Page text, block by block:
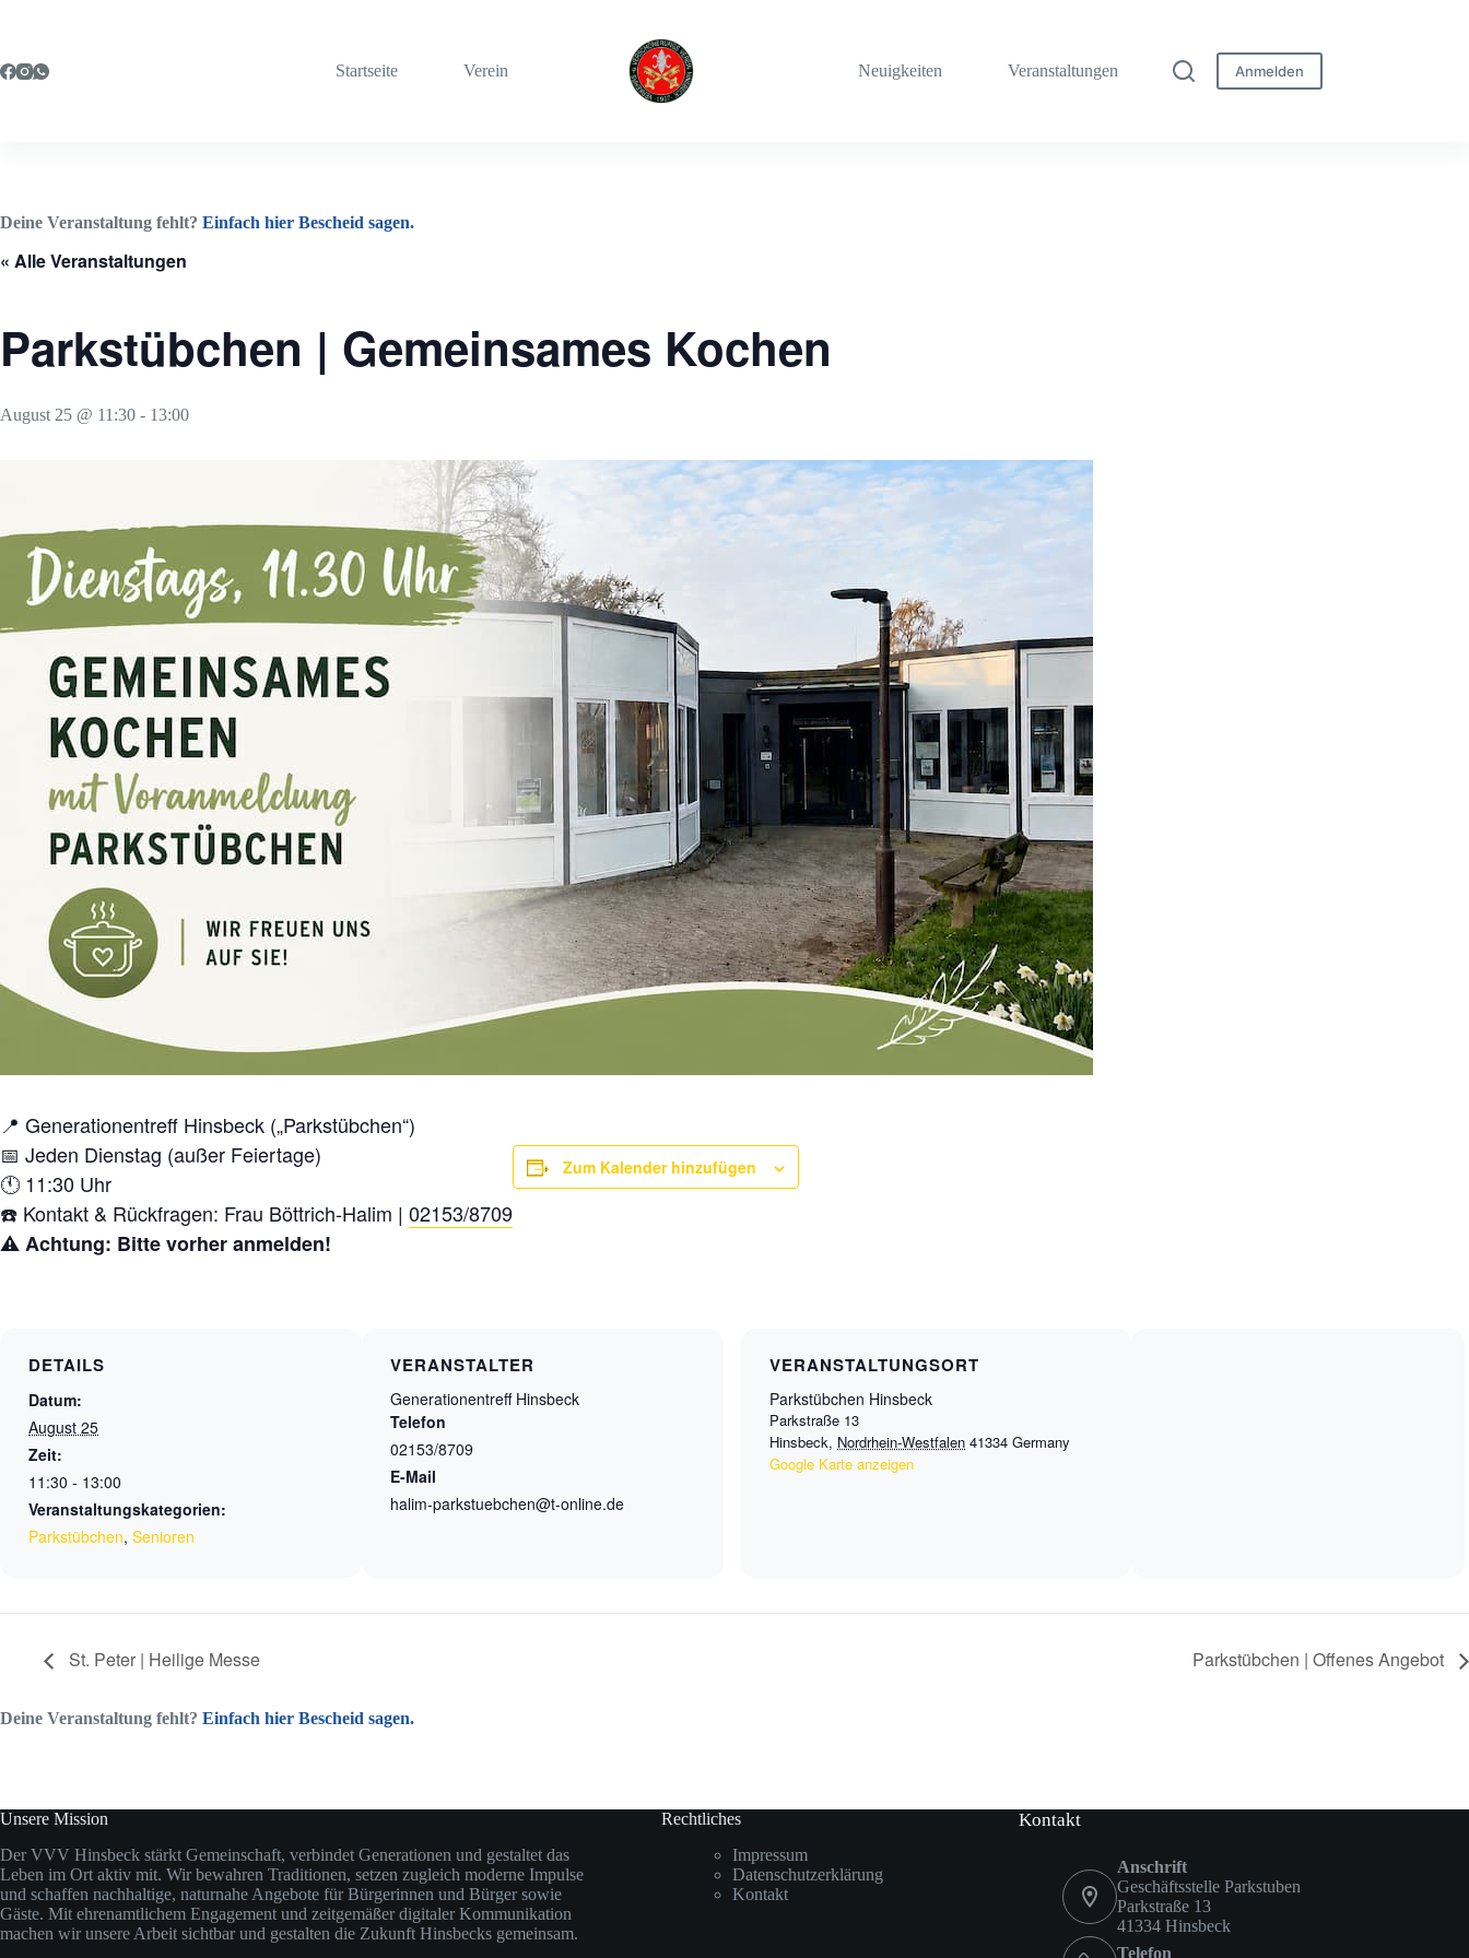
Startseite
Verein Neuigkeiten Veranstaltungen Anmelden
Deine Veranstaltung fehlt? Einfach hier Bescheid sagen.
« Alle Veranstaltungen
Parkstübchen | Gemeinsames Kochen
August 25 @ 11:30 - 13:00
📍 Generationentreff Hinsbeck („Parkstübchen“)
📅 Jeden Dienstag (außer Feiertage)
🕚 11:30 Uhr
☎️ Kontakt & Rückfragen: Frau Böttrich-Halim | 02153/8709
⚠️ Achtung: Bitte vorher anmelden!
Zum Kalender hinzufügen
DETAILS
Datum:
August 25
Zeit:
11:30 - 13:00
Veranstaltungskategorien:
Parkstübchen, Senioren
VERANSTALTER
Generationentreff Hinsbeck
Telefon
02153/8709
E-Mail
halim-parkstuebchen@t-online.de
VERANSTALTUNGSORT
Parkstübchen Hinsbeck
Parkstraße 13
Hinsbeck, Nordrhein-Westfalen 41334 Germany
Google Karte anzeigen
St. Peter | Heilige Messe Parkstübchen | Offenes Angebot
Deine Veranstaltung fehlt? Einfach hier Bescheid sagen.
Unsere Mission
Der VVV Hinsbeck stärkt Gemeinschaft, verbindet Generationen und gestaltet das
Leben im Ort aktiv mit. Wir bewahren Traditionen, setzen zugleich moderne Impulse
und schaffen nachhaltige, naturnahe Angebote für Bürgerinnen und Bürger sowie
Gäste. Mit ehrenamtlichem Engagement und zeitgemäßer digitaler Kommunikation
machen wir unsere Arbeit sichtbar und gestalten die Zukunft Hinsbecks gemeinsam.
Rechtliches
Impressum
Datenschutzerklärung
Kontakt
Kontakt
Anschrift
Geschäftsstelle Parkstuben
Parkstraße 13
41334 Hinsbeck
Telefon